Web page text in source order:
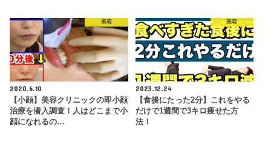
美容
2020.6.10
【小顔】美容クリニックの即小顔
治療を潜入調査！人はどこまで小
顔になれるの…
美容
2023.12.24
【食後にたった2分】これをやる
だけで1週間で3キロ痩せた方
法！